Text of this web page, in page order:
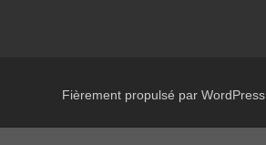
Fièrement propulsé par WordPress